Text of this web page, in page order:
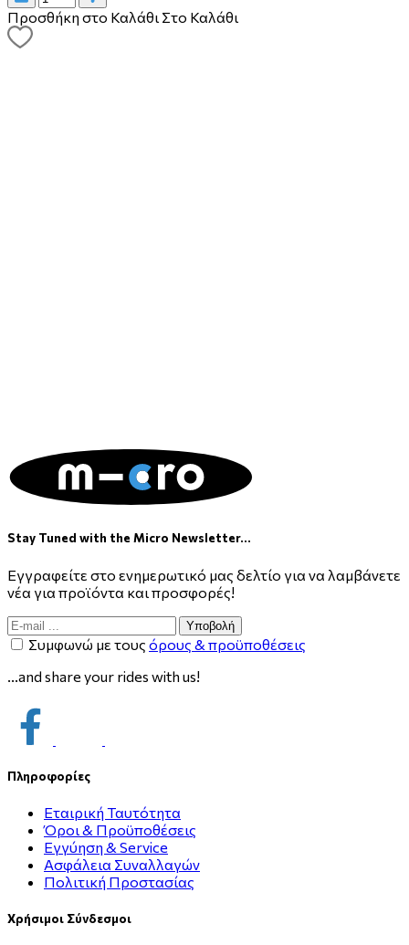
Προσθήκη στο Καλάθι Στο Καλάθι
Stay Tuned with the Micro Newsletter...
Εγγραφείτε στο ενημερωτικό μας δελτίο για να λαμβάνετε
νέα για προϊόντα και προσφορές!
Υποβολή
Συμφωνώ με τους όρους & προϋποθέσεις
...and share your rides with us!
Πληροφορίες
Εταιρική Ταυτότητα
Όροι & Προϋποθέσεις
Εγγύηση & Service
Ασφάλεια Συναλλαγών
Πολιτική Προστασίας
Χρήσιμοι Σύνδεσμοι